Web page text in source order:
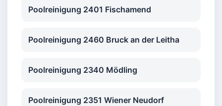
Poolreinigung 2401 Fischamend
Poolreinigung 2460 Bruck an der Leitha
Poolreinigung 2340 Mödling
Poolreinigung 2351 Wiener Neudorf